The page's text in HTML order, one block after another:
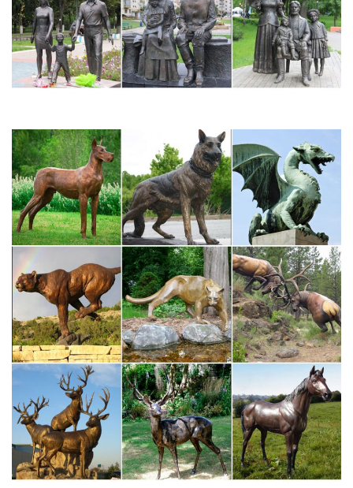
Статуэтки собак в интернет-магазине Для Тебя
Корабли. Большие модели кораблей.Собака – символ 2018.
Цветы.Статуэтка напольная с часами "Собака Сэр
Джон".Статуэтка "Чёрный бульдог".
Статуэтки дешевые опт | Собаки
без подставки 822.1.Мы с радостью приветствуем Вас в
официальном интернет магазине компании "Сувенирарт", где
Вы легко можете приобрести статуэтки дешевые опт, а также
разнообразную сувенирную…
Французский бульдог Elite Gift МК1056
Скидки постоянным покупателям!, ПРЕДМЕТЫ ИНТЕРЬЕРА,
Статуэтки, фигурки, Звери, животные, птицы, Французский
бульдог Elite Gift МК1056.Французский бульдог Elite Gift
МК1056. Цена: 6800 руб. КупитьПоднос большой 49см Собаки.
Собаки | Статуэтки и фигурки собак | Каталог
Фигурка Собака Бульдог 35 см. Производитель.
Индонезия.Символ наступающего года – собака. Поэтому,
даря статуэтки, картины, шкатулки с другие
безделушки.Статуэтка собаки также станет отличным
подарком для людей всех возрастов – статуэтку можно
преподнести в…
Собаки <- Животные <- Статуэтки <- Сувениры – Каталог |
Monlivre